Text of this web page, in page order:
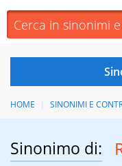
HOME SINONIMI E
Sinonimo di: